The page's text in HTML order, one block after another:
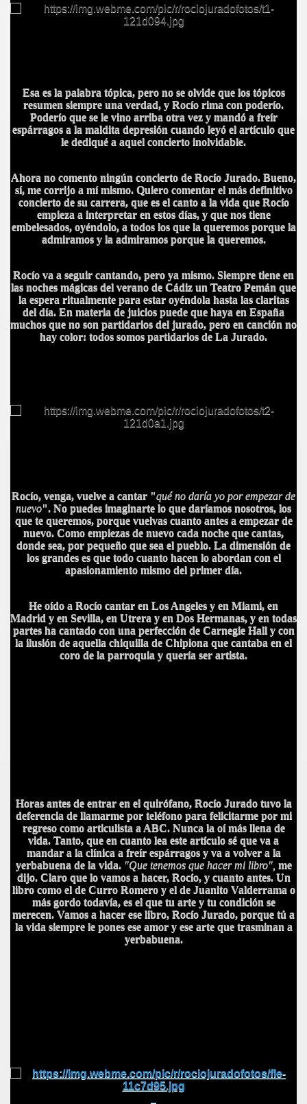
Esa es la palabra tópica, pero no se olvide que los tópicos
resumen siempre una verdad, y Rocío rima con poderío.
Poderío que se le vino arriba otra vez y mandó a freír
espárragos a la maldita depresión cuando leyó el artículo que
le dediqué a aquel concierto inolvidable.
Ahora no comento ningún concierto de Rocío Jurado. Bueno,
sí, me corrijo a mí mismo. Quiero comentar el más definitivo
concierto de su carrera, que es el canto a la vida que Rocío
empieza a interpretar en estos días, y que nos tiene
embelesados, oyéndolo, a todos los que la queremos porque la
admiramos y la admiramos porque la queremos.
Rocío va a seguir cantando, pero ya mismo. Siempre tiene en
las noches mágicas del verano de Cádiz un Teatro Pemán que
la espera ritualmente para estar oyéndola hasta las claritas
del día. En materia de juicios puede que haya en España
muchos que no son partidarios del jurado, pero en canción no
hay color: todos somos partidarios de La Jurado.
Rocío, venga, vuelve a cantar "qué no daría yo por empezar de
nuevo". No puedes imaginarte lo que daríamos nosotros, los
que te queremos, porque vuelvas cuanto antes a empezar de
nuevo. Como empiezas de nuevo cada noche que cantas,
donde sea, por pequeño que sea el pueblo. La dimensión de
los grandes es que todo cuanto hacen lo abordan con el
apasionamiento mismo del primer día.
He oído a Rocío cantar en Los Angeles y en Miami, en
Madrid y en Sevilla, en Utrera y en Dos Hermanas, y en todas
partes ha cantado con una perfección de Carnegie Hall y con
la ilusión de aquella chiquilla de Chipiona que cantaba en el
coro de la parroquia y quería ser artista.
Horas antes de entrar en el quirófano, Rocío Jurado tuvo la
deferencia de llamarme por teléfono para felicitarme por mi
regreso como articulista a ABC. Nunca la oí más llena de
vida. Tanto, que en cuanto lea este artículo sé que va a
mandar a la clínica a freír espárragos y va a volver a la
yerbabuena de la vida. "Que tenemos que hacer mi libro", me
dijo. Claro que lo vamos a hacer, Rocío, y cuanto antes. Un
libro como el de Curro Romero y el de Juanito Valderrama o
más gordo todavía, es el que tu arte y tu condición se
merecen. Vamos a hacer ese libro, Rocío Jurado, porque tú a
la vida siempre le pones ese amor y ese arte que trasminan a
yerbabuena.
TANI